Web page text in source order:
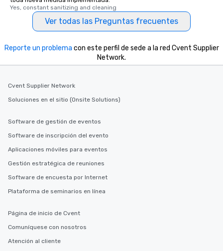
Yes, constant sanitizing and cleaning
Ver todas las Preguntas frecuentes
Reporte un problema con este perfil de sede a la red Cvent Supplier
Network.
Cvent Supplier Network
Soluciones en el sitio (Onsite Solutions)
Software de gestión de eventos
Software de inscripción del evento
Aplicaciones móviles para eventos
Gestión estratégica de reuniones
Software de encuesta por Internet
Plataforma de seminarios en línea
Página de inicio de Cvent
Comuníquese con nosotros
Atención al cliente